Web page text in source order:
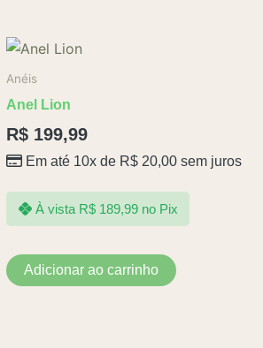
Anéis
Anel Lion
R$ 199,99
Em até 10x de R$ 20,00 sem juros
À vista R$189,99 no Pix
Adicionar ao carrinho